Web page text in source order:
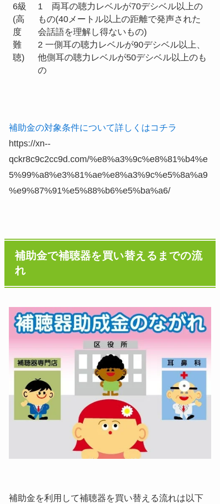
6級
(高
度
難
聴)
1 両耳の聴力レベルが70デシベル以上の
もの(40メートル以上の距離で発声された
会話語を理解し得ないもの)
2 一側耳の聴力レベルが90デシベル以上、
他側耳の聴力レベルが50デシベル以上のも
の
補助金の対象条件について詳しくはコチラ
https://xn--
qckr8c9c2cc9d.com/%e8%a3%9c%e8%81%b4%e
5%99%a8%e3%81%ae%e8%a3%9c%e5%8a%a9
%e9%87%91%e5%88%b6%e5%ba%a6/
補助金で補聴器を買い替えるまでの流
れ
補助金を利用して補聴器を買い替える流れは以下